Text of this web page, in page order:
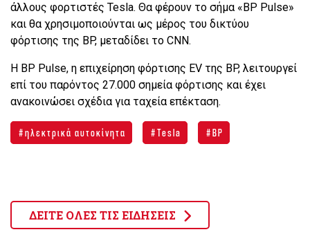
άλλους φορτιστές Tesla. Θα φέρουν το σήμα «BP Pulse»
και θα χρησιμοποιούνται ως μέρος του δικτύου
φόρτισης της BP, μεταδίδει το CNN.
Η BP Pulse, η επιχείρηση φόρτισης EV της BP, λειτουργεί
επί του παρόντος 27.000 σημεία φόρτισης και έχει
ανακοινώσει σχέδια για ταχεία επέκταση.
ηλεκτρικά αυτοκίνητα Tesla BP
ΔΕΙΤΕ ΟΛΕΣ ΤΙΣ ΕΙΔΗΣΕΙΣ